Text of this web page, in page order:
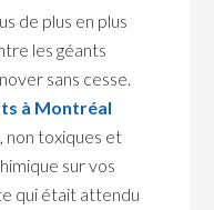
de plus en plus
les géants
sans cesse.
à Montréal
non toxiques et
sur vos
qui était attendu